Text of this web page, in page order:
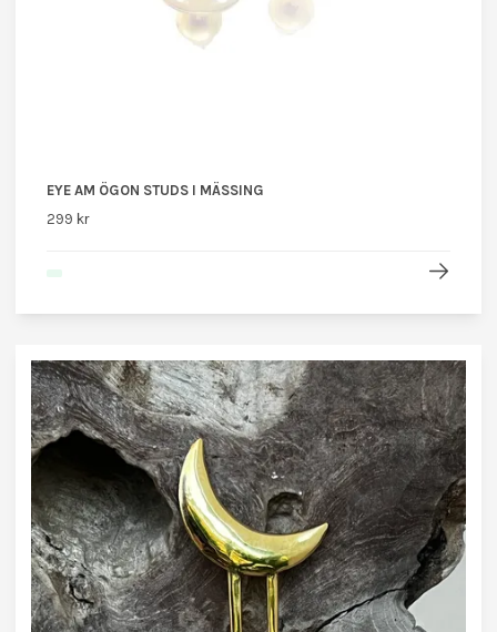
EYE AM ÖGON STUDS I MÄSSING
299 kr